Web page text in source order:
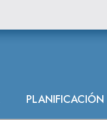
PLANIFICACIÓN